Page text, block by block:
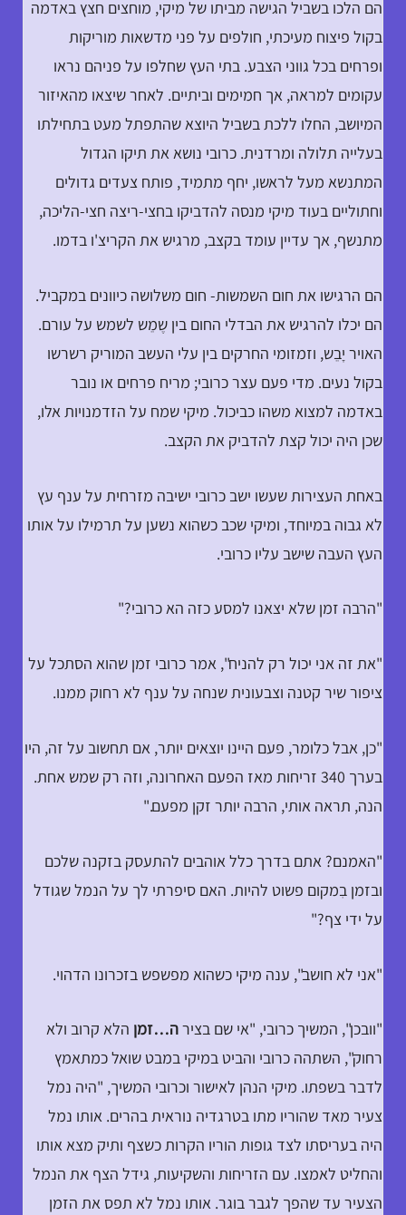
הם הלכו בשביל הגישה מביתו של מיקי, מוחצים חצץ באדמה
בקול פיצוח מעיכתי, חולפים על פני מדשאות מוריקות
ופרחים בכל גווני הצבע. בתי העץ שחלפו על פניהם נראו
עקומים למראה, אך חמימים וביתיים. לאחר שיצאו מהאיזור
המיושב, החלו ללכת בשביל היוצא שהתפתל מעט בתחילתו
בעלייה תלולה ומרדנית. כרובי נושא את תיקו הגדול
המתנשא מעל לראשו, יחף מתמיד, פותח צעדים גדולים
וחתוליים בעוד מיקי מנסה להדביקו בחצי-ריצה חצי-הליכה,
מתנשף, אך עדיין עומד בקצב, מרגיש את הקריצ'ו בדמו.
הם הרגישו את חום השמשות- חום משלושה כיוונים במקביל.
הם יכלו להרגיש את הבדלי החום בין שֶמֵש לשמש על עורם.
האויר יָבֵש, וזמזומי החרקים בין עלי העשב המוריק רשרשו
בקול נעים. מדי פעם עצר כרובי; מריח פרחים או נובר
באדמה למצוא משהו כביכול. מיקי שמח על הזדמנויות אלו,
שכן היה יכול קצת להדביק את הקצב.
באחת העצירות שעשו ישב כרובי ישיבה מזרחית על ענף עץ
לא גבוה במיוחד, ומיקי שכב כשהוא נשען על תרמילו על אותו
העץ העבה שישב עליו כרובי.
"הרבה זמן שלא יצאנו למסע כזה הא כרובי?"
"את זה אני יכול רק להניח", אמר כרובי זמן שהוא הסתכל על
ציפור שיר קטנה וצבעונית שנחה על ענף לא רחוק ממנו.
"כן, אבל כלומר, פעם היינו יוצאים יותר, אם תחשוב על זה, היו
בערך 340 זריחות מאז הפעם האחרונה, וזה רק שמש אחת.
הנה, תראה אותי, הרבה יותר זקן מפעם."
"האמנם? אתם בדרך כלל אוהבים להתעסק בזקנה שלכם
ובזמן בִמקום פשוט להיות. האם סיפרתי לך על הנמל שגודל
על ידי צף?"
"אני לא חושב", ענה מיקי כשהוא מפשפש בזכרונו הדהוי.
"וובכן", המשיך כרובי, "אי שם בצירה…זמן הלא קרוב ולא
רחוק", השתהה כרובי והביט במיקי במבט שואל כמתאמץ
לדבר בשפתו. מיקי הנהן לאישור וכרובי המשיך, "היה נמל
צעיר מאד שהוריו מתו בטרגדיה נוראית בהרים. אותו נמל
היה בעריסתו לצד גופות הוריו הקרות כשצף ותיק מצא אותו
והחליט לאמצו. עם הזריחות והשקיעות, גידל הצף את הנמל
הצעיר עד שהפך לגבר בוגר. אותו נמל לא תפס את הזמן